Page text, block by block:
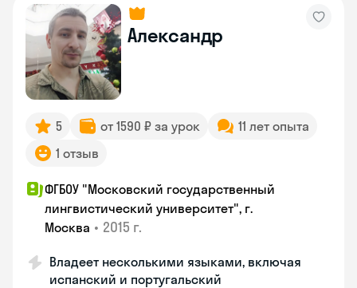
Александр
5 от 1590 ₽ за урок
11 лет опыта
1 отзыв
ФГБОУ "Московский государственный
лингвистический университет", г.
Москва • 2015 г.
Владеет несколькими языками, включая
испанский и португальский